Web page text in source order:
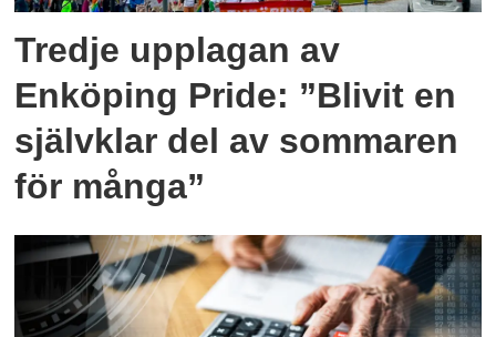
Tredje upplagan av
Enköping Pride: ”Blivit en
självklar del av sommaren
för många”